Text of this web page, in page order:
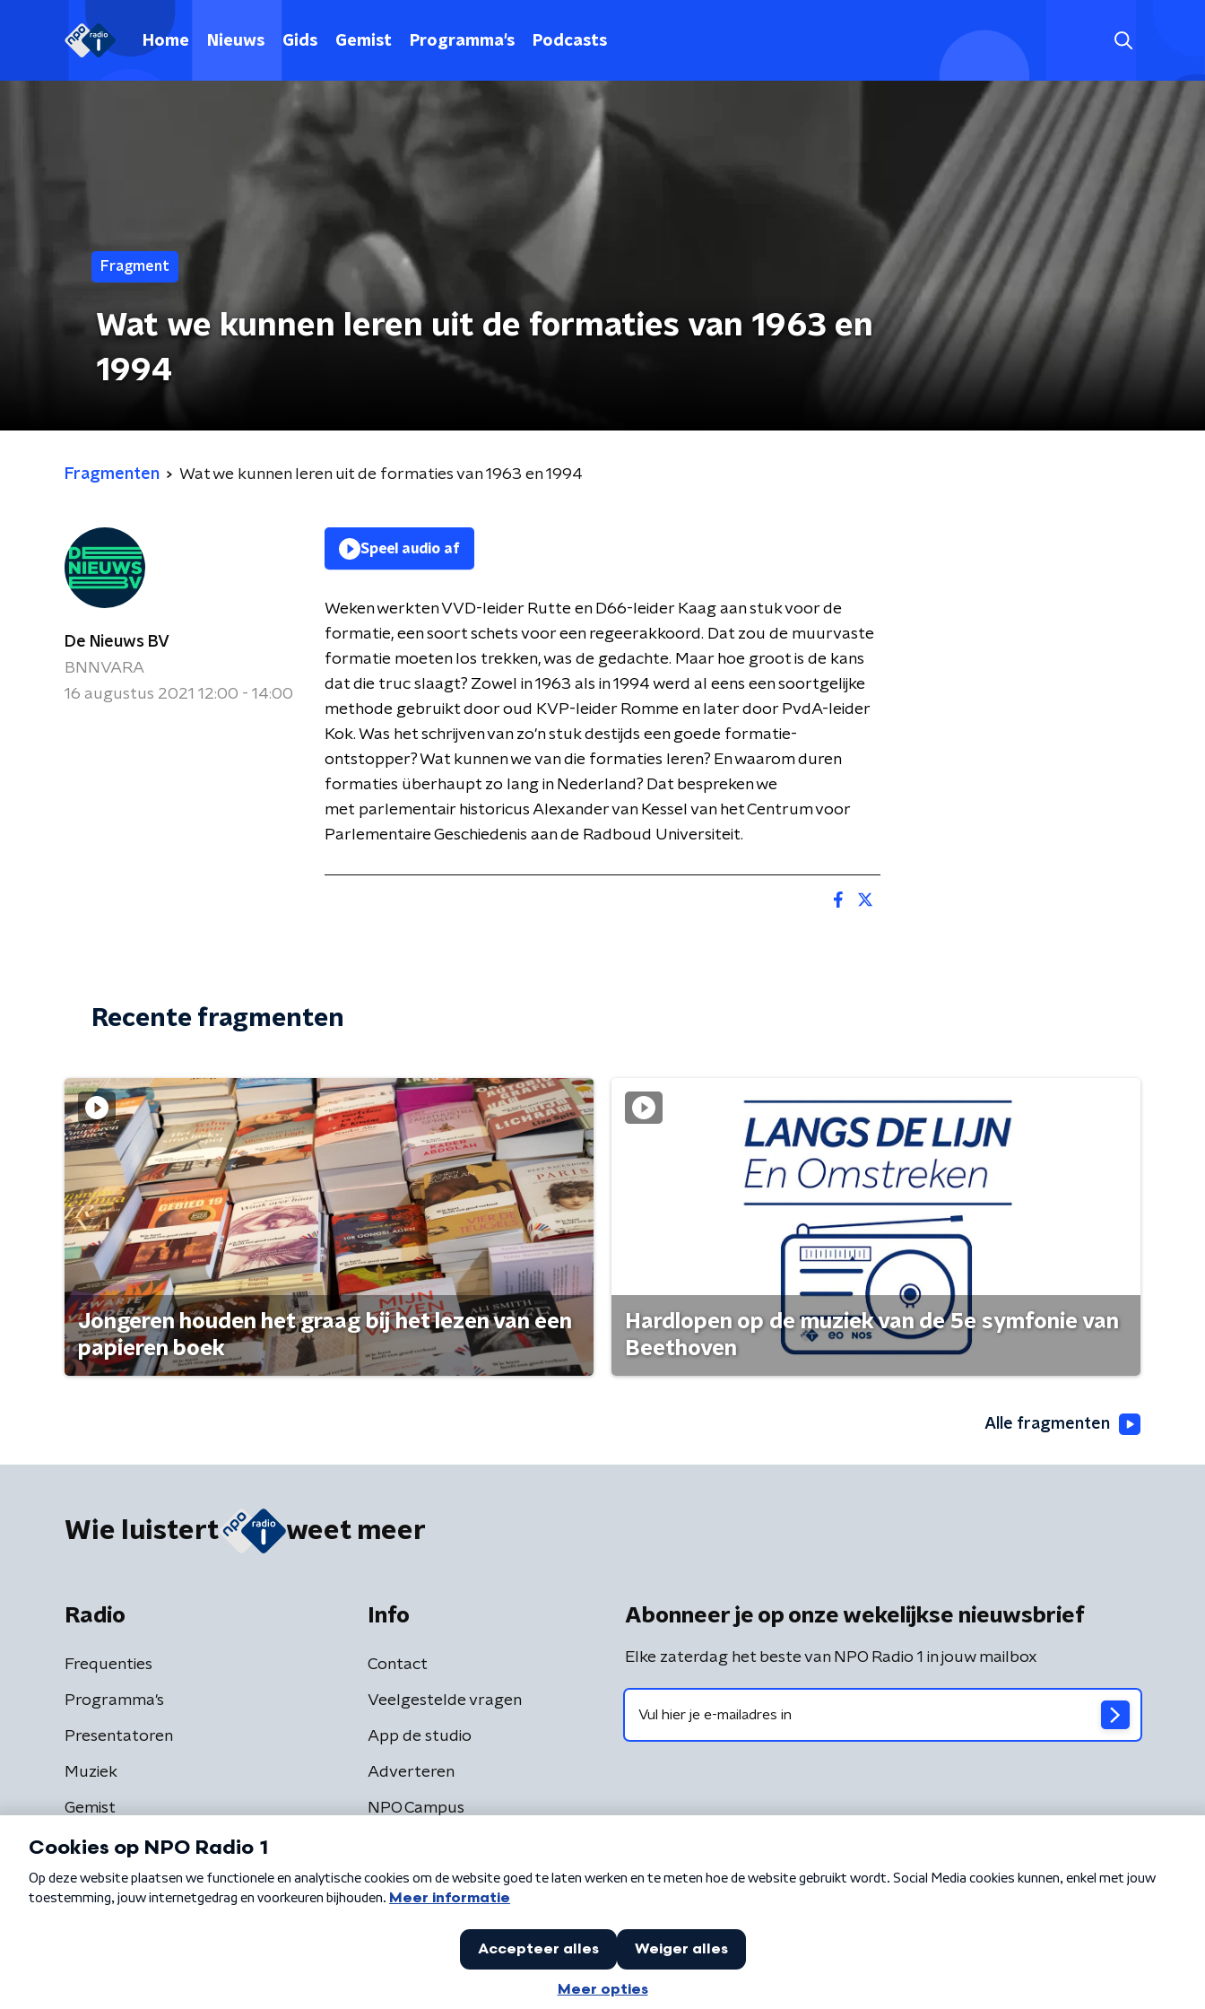
Home Nieuws Gids Gemist Programma's Podcasts
Fragment
Wat we kunnen leren uit de formaties van 1963 en
1994
Fragmenten Wat we kunnen leren uit de formaties van 1963 en 1994
De Nieuws BV
BNNVARA
16 augustus 2021 12:00 - 14:00
Speel audio af
Weken werkten VVD-leider Rutte en D66-leider Kaag aan stuk voor de
formatie, een soort schets voor een regeerakkoord. Dat zou de muurvaste
formatie moeten los trekken, was de gedachte. Maar hoe groot is de kans
dat die truc slaagt? Zowel in 1963 als in 1994 werd al eens een soortgelijke
methode gebruikt door oud KVP-leider Romme en later door PvdA-leider
Kok. Was het schrijven van zo'n stuk destijds een goede formatie-
ontstopper? Wat kunnen we van die formaties leren? En waarom duren
formaties überhaupt zo lang in Nederland? Dat bespreken we
met parlementair historicus Alexander van Kessel van het Centrum voor
Parlementaire Geschiedenis aan de Radboud Universiteit.
Recente fragmenten
Jongeren houden het graag bij het lezen van een
papieren boek
Hardlopen op de muziek van de 5e symfonie van
Beethoven
Alle fragmenten
Wie luistert weet meer
Radio
Frequenties
Programma's
Presentatoren
Muziek
Gemist
Info
Contact
Veelgestelde vragen
App de studio
Adverteren
NPO Campus
Abonneer je op onze wekelijkse nieuwsbrief
Elke zaterdag het beste van NPO Radio 1 in jouw mailbox
Algemene voorwaarden Privacybeleid